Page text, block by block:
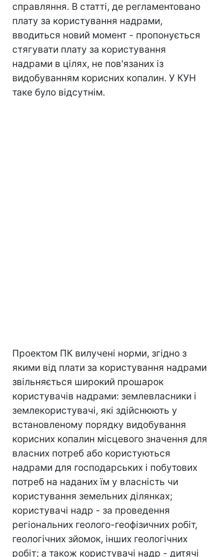
справляння. В статті, де регламентовано
плату за користування надрами,
вводиться новий момент - пропонується
стягувати плату за користування
надрами в цілях, не пов'язаних із
видобуванням корисних копалин. У КУН
таке було відсутнім.
Проектом ПК вилучені норми, згідно з
якими від плати за користування надрами
звільняється широкий прошарок
користувачів надрами: землевласники і
землекористувачі, які здійснюють у
встановленому порядку видобування
корисних копалин місцевого значення для
власних потреб або користуються
надрами для господарських і побутових
потреб на наданих їм у власність чи
користування земельних ділянках;
користувачі надр - за проведення
регіональних геолого-геофізичних робіт,
геологічних зйомок, інших геологічних
робіт; а також користувачі надр - дитячі